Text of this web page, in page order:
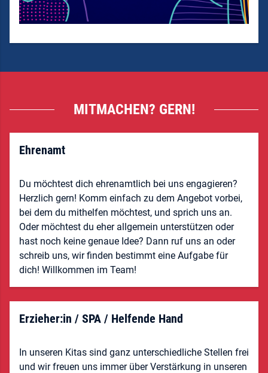
MITMACHEN? GERN!
Ehrenamt
Du möchtest dich ehrenamtlich bei uns engagieren?
Herzlich gern! Komm einfach zu dem Angebot vorbei,
bei dem du mithelfen möchtest, und sprich uns an.
Oder möchtest du eher allgemein unterstützen oder
hast noch keine genaue Idee? Dann ruf uns an oder
schreib uns, wir finden bestimmt eine Aufgabe für
dich! Willkommen im Team!
Erzieher:in / SPA / Helfende Hand
In unseren Kitas sind ganz unterschiedliche Stellen frei
und wir freuen uns immer über Verstärkung in unseren